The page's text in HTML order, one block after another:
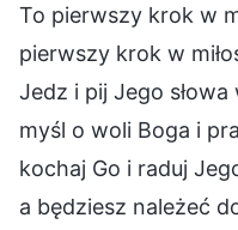
To pierwszy krok w
pierwszy krok w
Jedz i pij Jego
myśl o woli Boga i
kochaj Go i raduj
a będziesz należeć